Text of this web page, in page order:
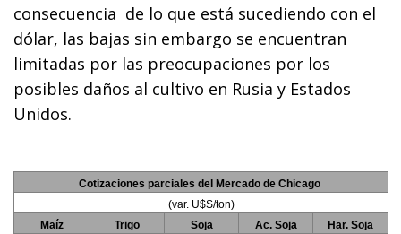
consecuencia de lo que está sucediendo con el
dólar, las bajas sin embargo se encuentran
limitadas por las preocupaciones por los
posibles daños al cultivo en Rusia y Estados
Unidos.
Cotizaciones parciales del Mercado de Chicago
(var. U$S/ton)
Maíz
Trigo Soja Ac. Soja
Har. Soja